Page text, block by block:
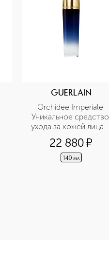
GUERLAIN
Orchidee Imperiale
Уникальное средство
ухода за кожей лица -
лосьон-эссенция
концентрат
22 880¤
140 мл